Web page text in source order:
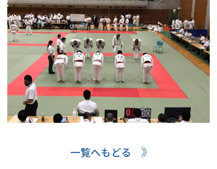
一覧へもどる